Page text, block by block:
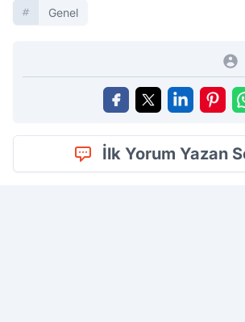
Genel
İlk Yorum Yazan